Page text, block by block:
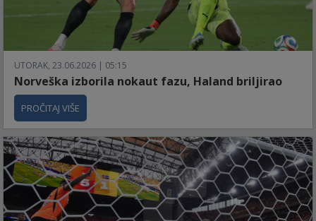
UTORAK, 23.06.2026 | 05:15
Norveška izborila nokaut fazu, Haland briljirao
PROČITAJ VIŠE